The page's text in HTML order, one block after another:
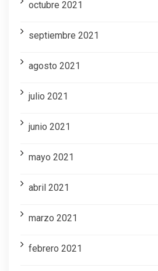
octubre 2021
septiembre 2021
agosto 2021
julio 2021
junio 2021
mayo 2021
abril 2021
marzo 2021
febrero 2021